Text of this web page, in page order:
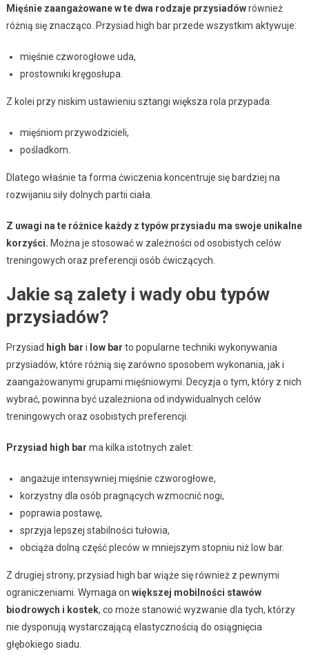
Mięśnie zaangażowane w te dwa rodzaje przysiadówrównież
różnią się znacząco. Przysiad high bar przede wszystkim aktywuje:
mięśnie czworogłowe uda,
prostowniki kręgosłupa.
Z kolei przy niskim ustawieniu sztangi większa rola przypada:
mięśniom przywodzicieli,
pośladkom.
Dlatego właśnie ta forma ćwiczenia koncentruje się bardziej na
rozwijaniu siły dolnych partii ciała.
Z uwagi na te różnice każdy z typów przysiadu ma swoje unikalne
korzyści. Można je stosować w zależności od osobistych celów
treningowych oraz preferencji osób ćwiczących.
Jakie są zalety i wady obu typów
przysiadów?
Przysiad high bar i low bar to popularne techniki wykonywania
przysiadów, które różnią się zarówno sposobem wykonania, jak i
zaangażowanymi grupami mięśniowymi. Decyzja o tym, który z nich
wybrać, powinna być uzależniona od indywidualnych celów
treningowych oraz osobistych preferencji.
Przysiad high bar ma kilka istotnych zalet:
angażuje intensywniej mięśnie czworogłowe,
korzystny dla osób pragnących wzmocnić nogi,
poprawia postawę,
sprzyja lepszej stabilności tułowia,
obciąża dolną część pleców w mniejszym stopniu niż low bar.
Z drugiej strony, przysiad high bar wiąże się również z pewnymi
ograniczeniami. Wymaga on większej mobilności stawów
biodrowych i kostek, co może stanowić wyzwanie dla tych, którzy
nie dysponują wystarczającą elastycznością do osiągnięcia
głębokiego siadu.